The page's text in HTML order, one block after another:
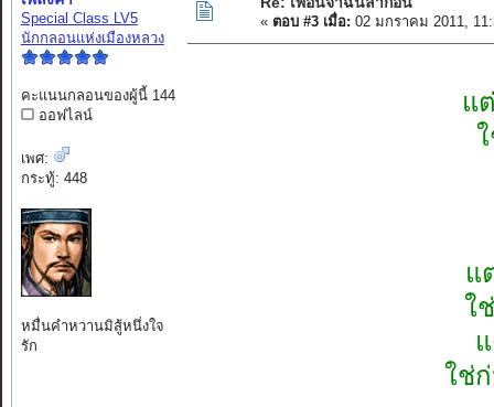
Special Class LV5
นักกลอนแห่งเมืองหลวง
คะแนนกลอนของผู้นี้ 144
ออฟไลน์
เพศ:
กระทู้: 448
หมื่นคำหวานมิสู้หนึ่งใจ
รัก
« ตอบ #3 เมื่อ: 02 มกราคม 2011,
แ
แ
ใ
ใช่